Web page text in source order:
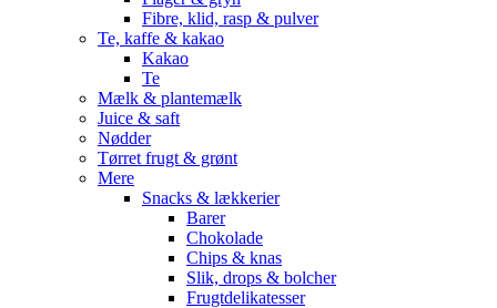
Fibre, klid, rasp & pulver
Te, kaffe & kakao
Kakao
Te
Mælk & plantemælk
Juice & saft
Nødder
Tørret frugt & grønt
Mere
Snacks & lækkerier
Barer
Chokolade
Chips & knas
Slik, drops & bolcher
Frugtdelikatesser